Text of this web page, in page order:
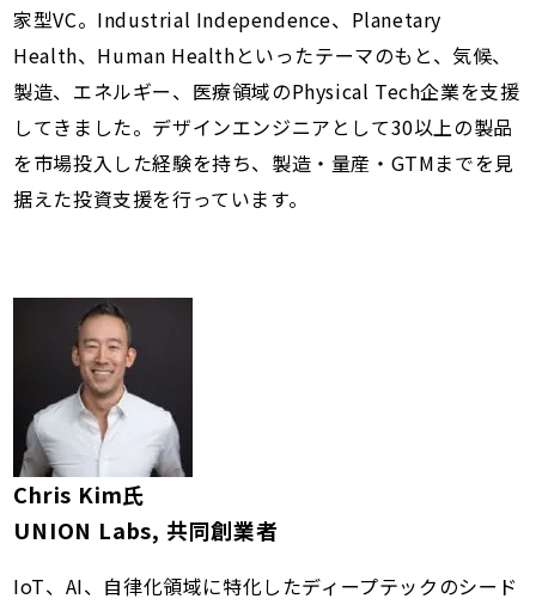
家型VC。Industrial Independence、Planetary
Health、Human Healthといったテーマのもと、気候、
製造、エネルギー、医療領域のPhysical Tech企業を支援
してきました。デザインエンジニアとして30以上の製品
を市場投入した経験を持ち、製造・量産・GTMまでを見
据えた投資支援を行っています。
Chris Kim氏
UNION Labs, 共同創業者
IoT、AI、自律化領域に特化したディープテックのシード